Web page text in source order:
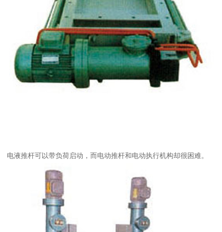
电液推杆可以带负荷启动，而电动推杆和电动执行机构却很困难。